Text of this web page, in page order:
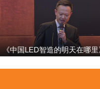
《中国LED智造的明天在哪